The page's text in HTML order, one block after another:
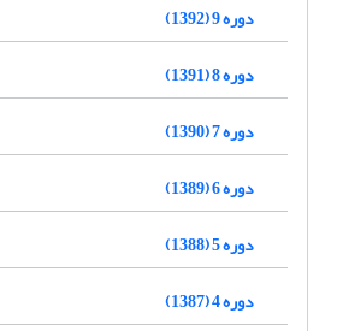
دوره 9 (1392)
دوره 8 (1391)
دوره 7 (1390)
دوره 6 (1389)
دوره 5 (1388)
دوره 4 (1387)